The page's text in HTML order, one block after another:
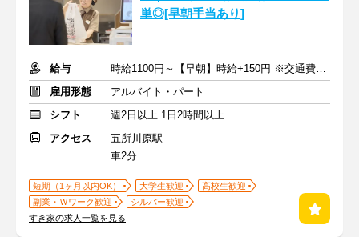
単◎[早朝手当あり]
給与
時給1100円～【早朝】時給+150円 ※交通費支給
雇用形態
アルバイト・パート
シフト
週2日以上 1日2時間以上
アクセス
五所川原駅
車2分
短期（1ヶ月以内OK） 大学生歓迎
高校生歓迎
副業・Ｗワーク歓迎
シルバー歓迎
すき家の求人一覧を見る